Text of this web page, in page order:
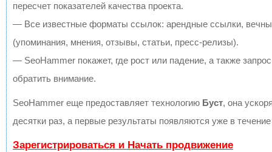
пересчет показателей качества проекта.
— Все известные форматы ссылок: арендные ссылки,
(упоминания, мнения, отзывы, статьи, пресс-релизы).
— SeoHammer покажет, где рост или падение, а также
обратить внимание.
SeoHammer еще предоставляет технологию Буст, она
десятки раз, а первые результаты появляются уже в
Зарегистрироваться и Начать продвижение